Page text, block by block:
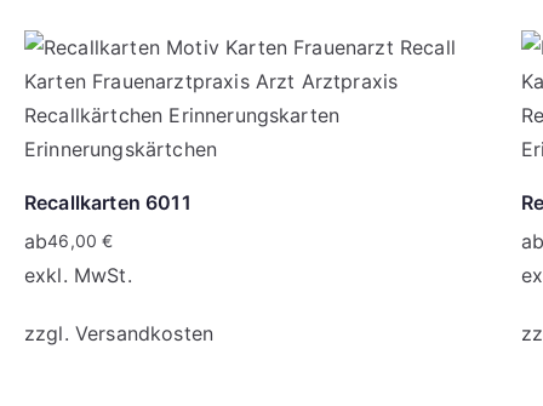
Recallkarten 6011
ab46,00€
exkl. MwSt.
zzgl. Versandkosten